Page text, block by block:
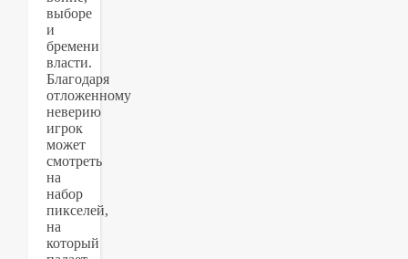
выборе
и
бремени
власти.
Благодаря
отложенному
неверию
игрок
может
смотреть
на
набор
пикселей,
на
который